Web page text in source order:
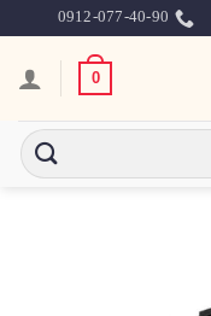
0912-077-40-90
0